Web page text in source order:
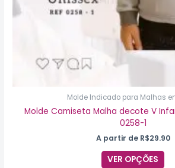
Molde Indicado para Malhas
Molde Camiseta Malha decote V
0258-1
A partir de R$29.90
VER OPÇÕES